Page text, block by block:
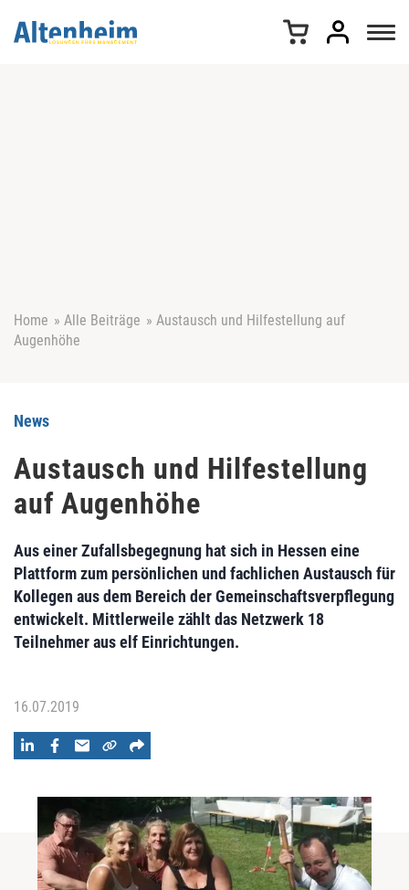
Home » Alle Beiträge » Austausch und Hilfestellung auf
Augenhöhe
News
Austausch und Hilfestellung
auf Augenhöhe
Aus einer Zufallsbegegnung hat sich in Hessen eine
Plattform zum persönlichen und fachlichen Austausch für
Kollegen aus dem Bereich der Gemeinschaftsverpflegung
entwickelt. Mittlerweile zählt das Netzwerk 18
Teilnehmer aus elf Einrichtungen.
16.07.2019